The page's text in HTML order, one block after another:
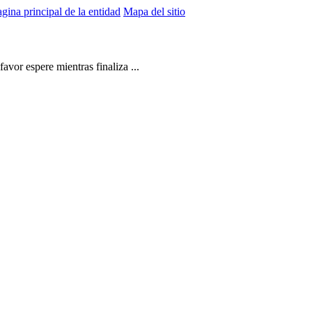
principal de la entidad Mapa del sitio
espere mientras finaliza ...